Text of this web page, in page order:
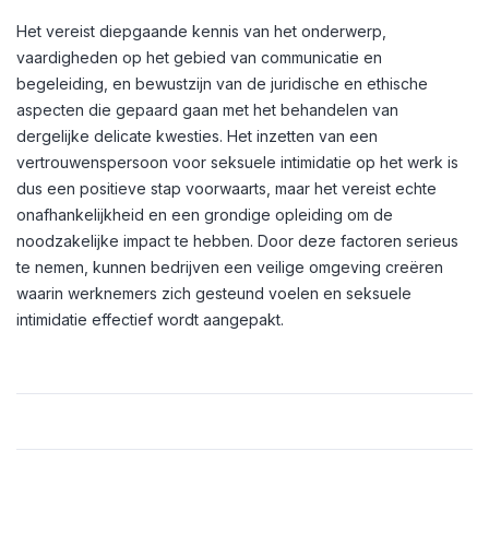
Het vereist diepgaande kennis van het onderwerp,
vaardigheden op het gebied van communicatie en
begeleiding, en bewustzijn van de juridische en ethische
aspecten die gepaard gaan met het behandelen van
dergelijke delicate kwesties. Het inzetten van een
vertrouwenspersoon voor seksuele intimidatie op het werk is
dus een positieve stap voorwaarts, maar het vereist echte
onafhankelijkheid en een grondige opleiding om de
noodzakelijke impact te hebben. Door deze factoren serieus
te nemen, kunnen bedrijven een veilige omgeving creëren
waarin werknemers zich gesteund voelen en seksuele
intimidatie effectief wordt aangepakt.